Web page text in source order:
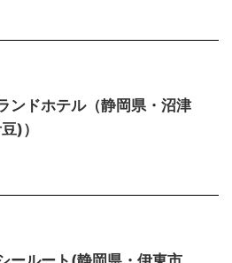
ンドホテル（静岡県・沼津
)）